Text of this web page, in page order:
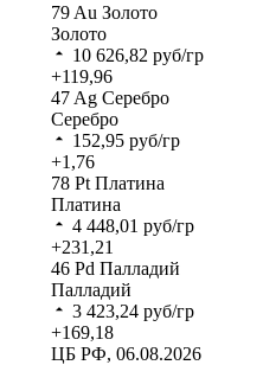
79 Au Золото
Золото
10 626,82 руб/гр
+119,96
47 Ag Серебро
Серебро
152,95 руб/гр
+1,76
78 Pt Платина
Платина
4 448,01 руб/гр
+231,21
46 Pd Палладий
Палладий
3 423,24 руб/гр
+169,18
ЦБ РФ, 06.08.2026